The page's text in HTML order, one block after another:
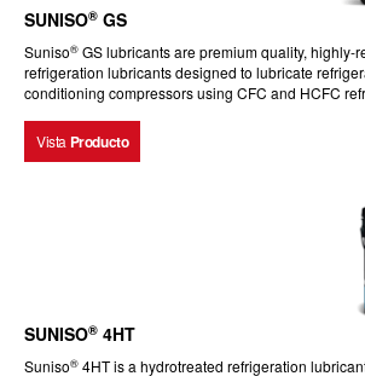
SUNISO® GS
Suniso® GS lubricants are premium quality, highly-
refrigeration lubricants designed to lubricate
conditioning compressors using CFC and HCFC
Vista Producto
SUNISO® 4HT
Suniso® 4HT is a hydrotreated refrigeration